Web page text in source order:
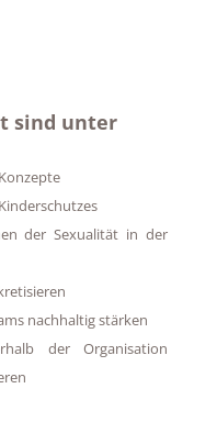
sind unter
der Sexualität in der
nachhaltig stärken
der Organisation